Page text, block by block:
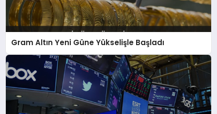
Gram Altın Yeni Güne Yükselişle Başladı